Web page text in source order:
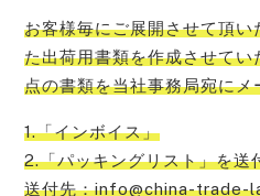
お客様毎にご展開させて頂
た出荷用書類を作成させて
点の書類を当社事務局宛にメ
1.「インボイス」
2.「パッキングリスト」を送
送付先：info@china-trade-